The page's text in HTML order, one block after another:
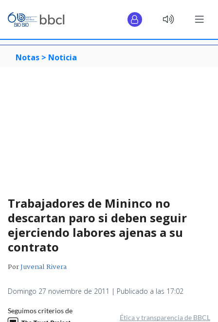
Notas > Noticia
Trabajadores de Mininco no
descartan paro si deben seguir
ejerciendo labores ajenas a su
contrato
PorJuvenal Rivera
Domingo 27 noviembre de 2011 | Publicado a las 17:02
Seguimos criterios de
Ética y transparencia de BBCL